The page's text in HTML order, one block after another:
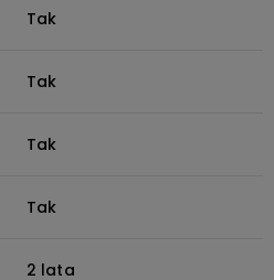
Tak
Tak
Tak
Tak
2 lata